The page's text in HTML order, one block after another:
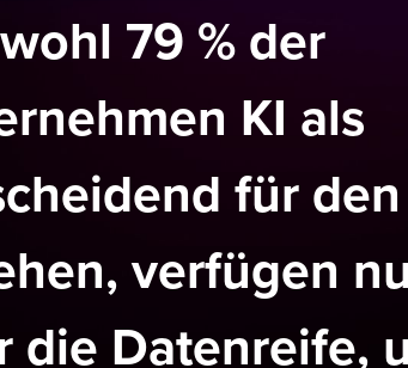
79 % der
KI als
für
verfügen
die Datenreife,